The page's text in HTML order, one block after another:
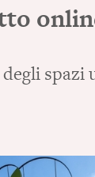
degli spazi